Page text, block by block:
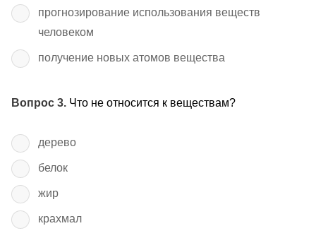
прогнозирование использования веществ
человеком
получение новых атомов вещества
Вопрос 3. Что не относится к веществам?
дерево
белок
жир
крахмал